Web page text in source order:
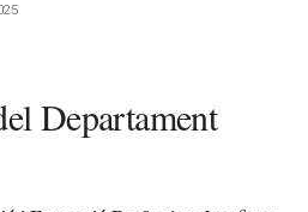
Departament